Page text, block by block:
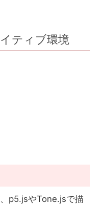
ティブ環境
p5.jsやTone.jsで描